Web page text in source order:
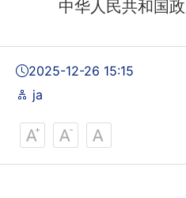
中华人民共和国
2025-12-26 15:15
ja